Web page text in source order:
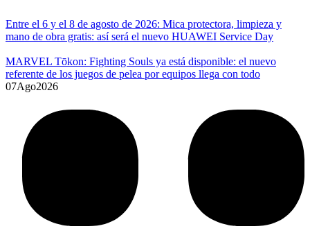
Entre el 6 y el 8 de agosto de 2026: Mica protectora, limpieza y
mano de obra gratis: así será el nuevo HUAWEI Service Day
MARVEL Tōkon: Fighting Souls ya está disponible: el nuevo
referente de los juegos de pelea por equipos llega con todo
07Ago2026